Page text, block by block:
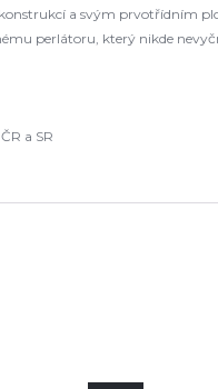
a svým prvotřídním
perlátoru, který nikde
a SR